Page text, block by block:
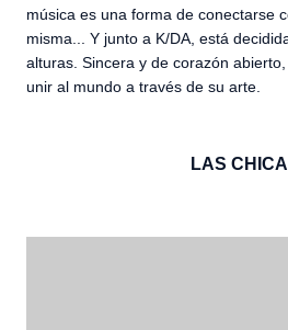
música es una forma de conectarse
misma... Y junto a K/DA, está
alturas. Sincera y de corazón
unir al mundo a través de su arte.
LAS